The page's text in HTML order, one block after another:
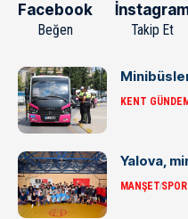
Facebook
Beğen Takip Et
KENT
Yalova,
MANŞETSPOR